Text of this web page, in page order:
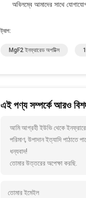
অবিলম্বে আমাদের সাথে
ট্যাগ:
MgF2 ইনফ্রারেড অপটিক্স
এই পণ্য সম্পর্কে আরও
আমি আগ্রহী ইউভি থেকে
পরিমাণ, উপাদান ইত্যাদি পাঠাতে
ধন্যবাদ!
তোমার উত্তরের অপেক্ষা করছি.